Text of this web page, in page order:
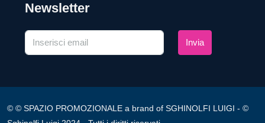
Newsletter
Invia
© © SPAZIO PROMOZIONALE a brand of SGHINOLFI LUIGI - ©